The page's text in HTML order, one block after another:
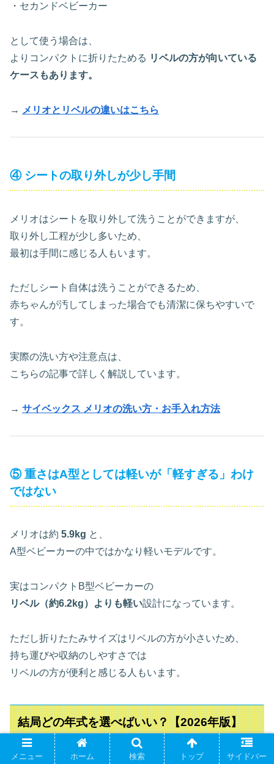
・セカンドベビーカー
として使う場合は、
よりコンパクトに折りたためる リベルの方が向いている
ケースもあります。
→ メリオとリベルの違いはこちら
④ シートの取り外しが少し手間
メリオはシートを取り外して洗うことができますが、
取り外し工程が少し多いため、
最初は手間に感じる人もいます。
ただしシート自体は洗うことができるため、
赤ちゃんが汚してしまった場合でも清潔に保ちやすいで
す。
実際の洗い方や注意点は、
こちらの記事で詳しく解説しています。
→ サイベックス メリオの洗い方・お手入れ方法
⑤ 重さはA型としては軽いが「軽すぎる」わけ
ではない
メリオは約 5.9kg と、
A型ベビーカーの中ではかなり軽いモデルです。
実はコンパクトB型ベビーカーの
リベル（約6.2kg）よりも軽い設計になっています。
ただし折りたたみサイズはリベルの方が小さいため、
持ち運びや収納のしやすさでは
リベルの方が便利と感じる人もいます。
結局どの年式を選べばいい？【2026年版】
メニュー ホーム 検索 トップ サイドバー